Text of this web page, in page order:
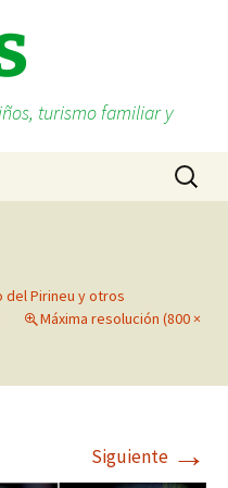
turismo familiar y
Buscar:
del Pirineu y otros
Máxima resolución (800 ×
Siguiente →